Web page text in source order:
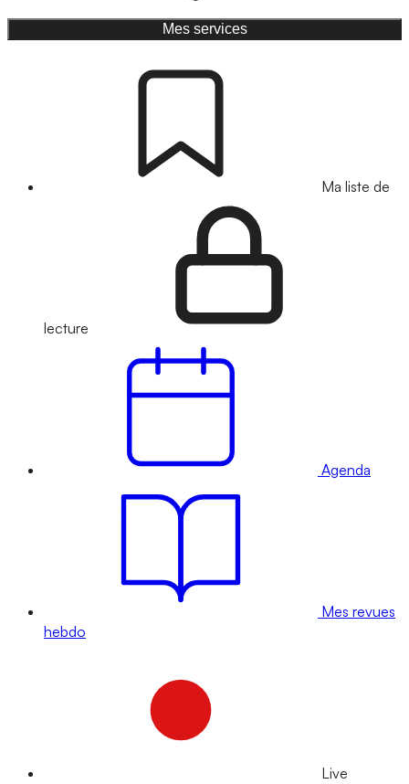
Mes services
Ma liste de
lecture
Agenda
Mes revues
hebdo
Live